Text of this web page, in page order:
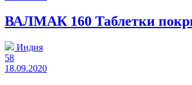
ВАЛМАК 160 Таблетки
Индия
58
18.09.2020